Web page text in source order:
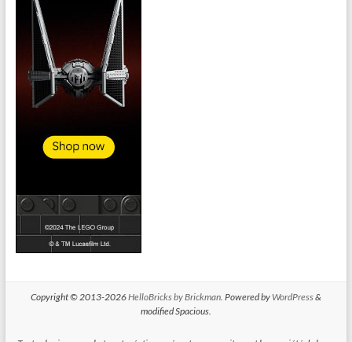
Copyright © 2013-2026HelloBricks by Brickman. Powered by WordPress&
modified Spacious.